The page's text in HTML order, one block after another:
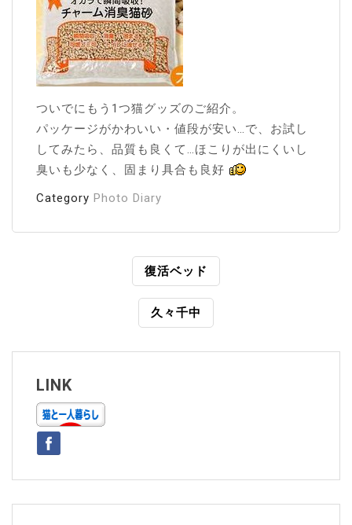
ついでにもう1つ猫グッズのご紹介。
パッケージがかわいい・値段が安い…で、お試し
してみたら、品質も良くて…ほこりが出にくいし
臭いも少なく、固まり具合も良好
Category Photo Diary
ビ
ゲ
ー
シ
ョ
ン
復活ベッド
久々千中
LINK